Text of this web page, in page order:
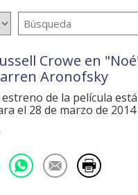
Crowe en
Aronofsky
estreno de la película
el 28 de marzo de 2014